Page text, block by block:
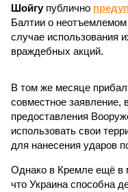
Шойгупублично
Балтии о
случае использования
враждебных акций.
В том же месяце
совместное заявление,
предоставления
использовать свои
для нанесения ударов
Однако в Кремле ещё в
что Украина способна